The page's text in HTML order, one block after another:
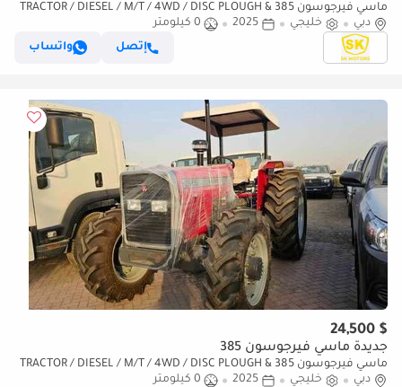
ماسي فيرجوسون 385 TRACTOR / DIESEL / M/T / 4WD / DISC PLOUGH &
WITH HARROW (CODE # 69072)
دبي خليجي 2025
0 كيلومتر
إتصل
واتساب
$ 24,500
جديدة ماسي فيرجوسون 385
ماسي فيرجوسون 385 TRACTOR / DIESEL / M/T / 4WD / DISC PLOUGH &
WITH HARROW (CODE # 69072)
دبي خليجي 2025
0 كيلومتر